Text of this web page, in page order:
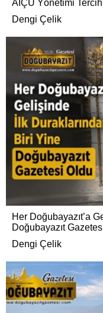
AİÇÜ Yönetimi Tercih
Dengi Çelik
Her Doğubayazıt’a
Doğubayazıt
Dengi Çelik